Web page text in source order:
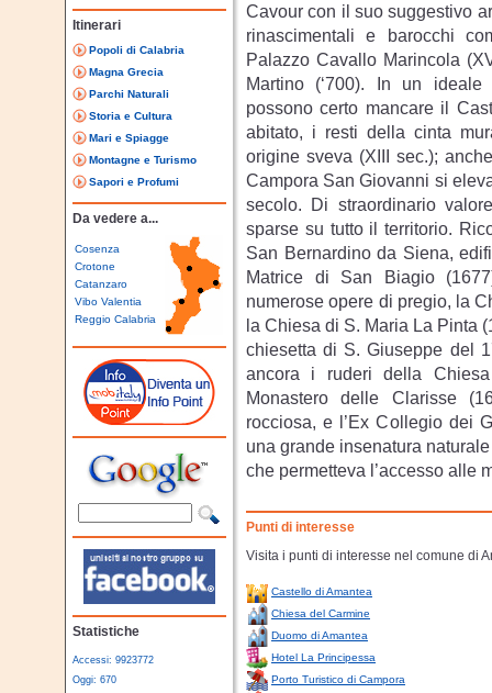
Itinerari
Popoli di Calabria
Magna Grecia
Parchi Naturali
Storia e Cultura
Mari e Spiagge
Montagne e Turismo
Sapori e Profumi
Da vedere a...
Cosenza
Crotone
Catanzaro
Vibo Valentia
Reggio Calabria
Statistiche
Accessi: 9923772
Oggi: 670
Cavour con il suo suggestivo
rinascimentali e barocchi
Palazzo Cavallo Marincola
Martino (‘700). In un ideale
possono certo mancare il
abitato, i resti della cinta
origine sveva (XIII sec.);
Campora San Giovanni si
secolo. Di straordinario
sparse su tutto il territorio.
San Bernardino da Siena,
Matrice di San Biagio
numerose opere di pregio, la
la Chiesa di S. Maria La Pinta
chiesetta di S. Giuseppe del
ancora i ruderi della
Monastero delle Clarisse
rocciosa, e l’Ex Collegio dei
una grande insenatura
che permetteva l’accesso alle
Punti di interesse
Visita i punti di interesse nel comune di
Castello di Amantea
Chiesa del Carmine
Duomo di Amantea
Hotel La Principessa
Porto Turistico di Campora